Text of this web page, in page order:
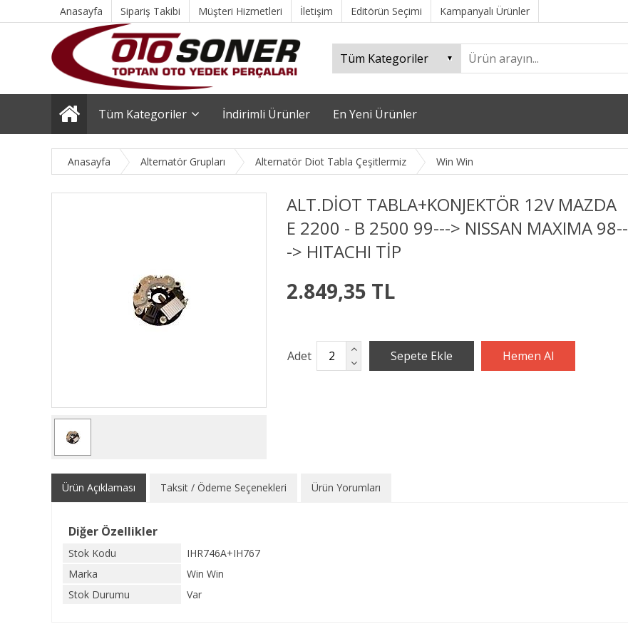
Anasayfa Sipariş Takibi Müşteri Hizmetleri İletişim Editörün Seçimi Kampanyalı Ürünler
Tüm Kategoriler İndirimli Ürünler En Yeni Ürünler
Anasayfa Alternatör Grupları Alternatör Diot Tabla Çeşitlermiz Win Win
ALT.DİOT TABLA+KONJEKTÖR 12V MAZDA
E 2200 - B 2500 99---> NISSAN MAXIMA 98--
-> HITACHI TİP
2.849,35 TL
Adet
Ürün Açıklaması Taksit / Ödeme Seçenekleri Ürün Yorumları
Diğer Özellikler
Stok Kodu
IHR746A+IH767
Marka
Win Win
Stok Durumu
Var